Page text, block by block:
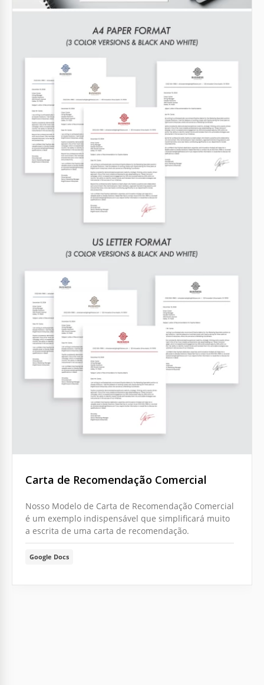
Carta de Recomendação Comercial
Nosso Modelo de Carta de Recomendação Comercial
é um exemplo indispensável que simplificará muito
a escrita de uma carta de recomendação.
Google Docs